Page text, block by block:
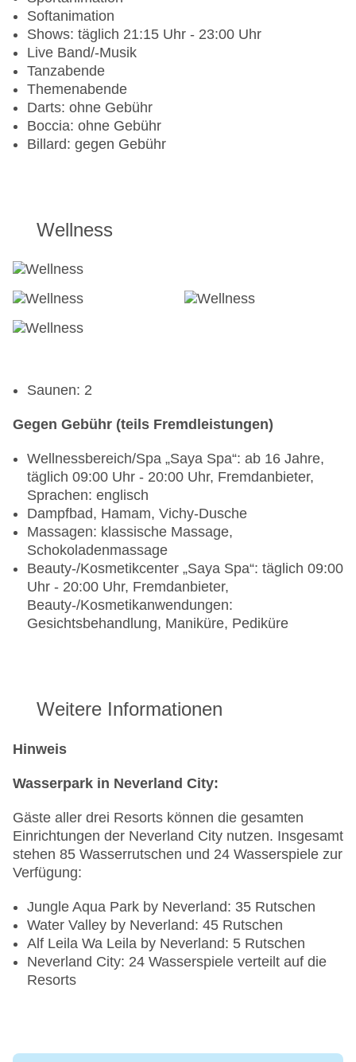
Bar „Lobby Bar“: täglich 24 Stunden
Gültig vom 01.11.2025- 31.10.2026:
Die Neverland Abendshow mit Dinner + Transfer ist
1 x pro Person und Aufenthalt inkludiert, ausserdem
haben Hotelgäste unbegrenzt freien Eintritt in den
Neverland Aquapark
Softanimation
Shows: täglich 21:15 Uhr - 23:00 Uhr
Live Band/-Musik
Tanzabende
Themenabende
Darts: ohne Gebühr
Boccia: ohne Gebühr
Billard: gegen Gebühr
Wellness
Saunen: 2
Gegen Gebühr (teils Fremdleistungen)
Wellnessbereich/Spa „Saya Spa“: ab 16 Jahre,
täglich 09:00 Uhr - 20:00 Uhr, Fremdanbieter,
Sprachen: englisch
Dampfbad, Hamam, Vichy-Dusche
Massagen: klassische Massage,
Schokoladenmassage
Beauty-/Kosmetikcenter „Saya Spa“: täglich 09:00
Uhr - 20:00 Uhr, Fremdanbieter,
Beauty-/Kosmetikanwendungen:
Gesichtsbehandlung, Maniküre, Pediküre
Weitere Informationen
Hinweis
Wasserpark in Neverland City:
Gäste aller drei Resorts können die gesamten
Einrichtungen der Neverland City nutzen. Insgesamt
stehen 85 Wasserrutschen und 24 Wasserspiele zur
Verfügung:
Jungle Aqua Park by Neverland: 35 Rutschen
Water Valley by Neverland: 45 Rutschen
Alf Leila Wa Leila by Neverland: 5 Rutschen
Neverland City: 24 Wasserspiele verteilt auf die
Resorts